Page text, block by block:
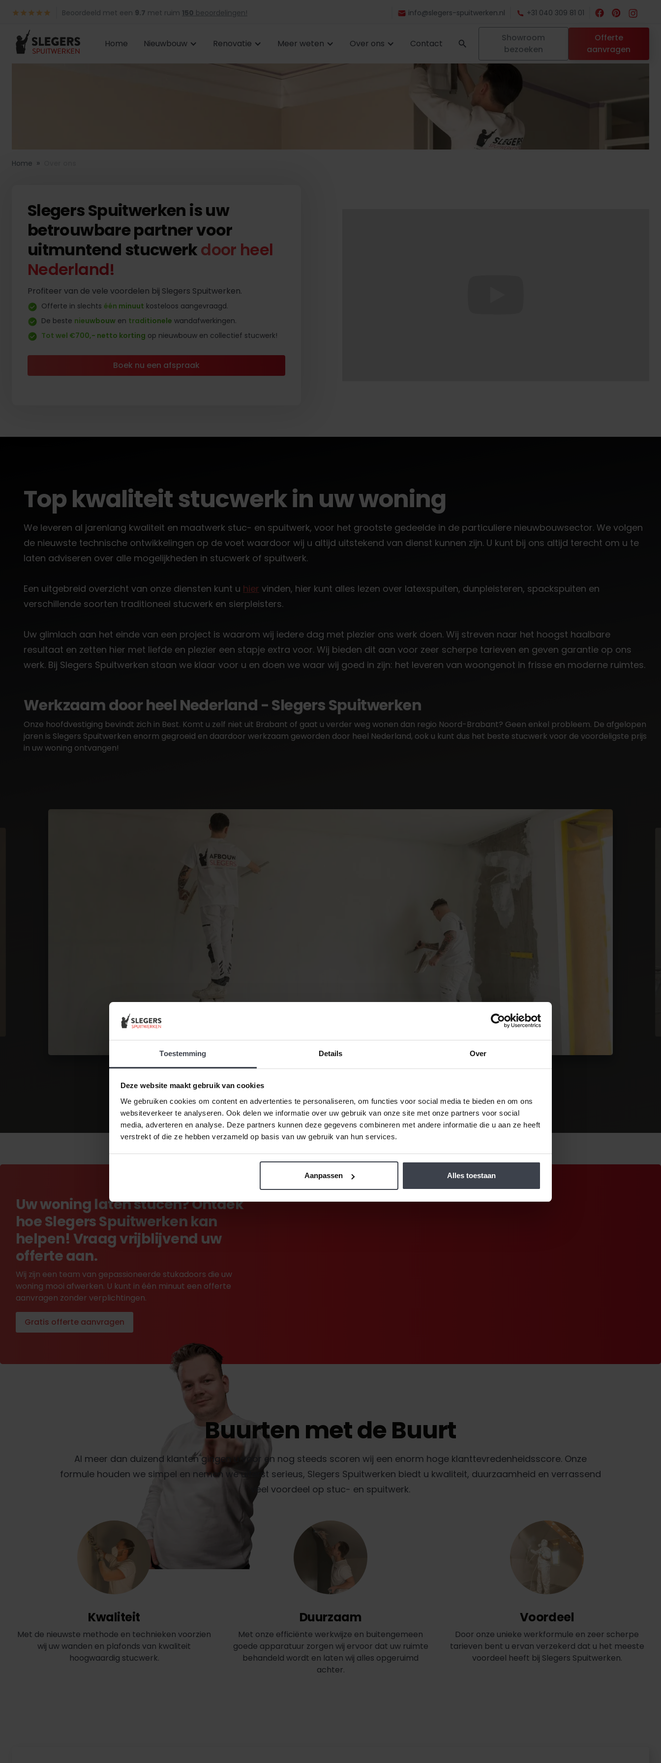
Toestemming Details Over
Deze website maakt gebruik van cookies
We gebruiken cookies om content en advertenties te personaliseren, om functies voor social media te bieden en om ons
websiteverkeer te analyseren. Ook delen we informatie over uw gebruik van onze site met onze partners voor social
media, adverteren en analyse. Deze partners kunnen deze gegevens combineren met andere informatie die u aan ze heeft
verstrekt of die ze hebben verzameld op basis van uw gebruik van hun services.
Aanpassen Alles toestaan
Beoordeeld met een 9.7 met ruim 150 beoordelingen! info@slegers-spuitwerken.nl +31 040 309 81 01
Home Nieuwbouw Renovatie Meer weten Over ons Contact
Showroom
bezoeken
Offerte
aanvragen
Home »
Slegers Spuitwerken is uw
betrouwbare partner voor
uitmuntend stucwerkdoor heel
Nederland!
Profiteer van de vele voordelen bij Slegers Spuitwerken.
Offerte in slechts één minuut kosteloos aangevraagd.
De beste nieuwbouw en traditionele wandafwerkingen.
Tot wel €700,- netto korting op nieuwbouw en collectief stucwerk!
Boek nu een afspraak
Top kwaliteit stucwerk in uw woning
We leveren al jarenlang kwaliteit en maatwerk stuc- en spuitwerk, voor het grootste gedeelde in de particuliere nieuwbouwsector. We volgen
de nieuwste technische ontwikkelingen op de voet waardoor wij u altijd uitstekend van dienst kunnen zijn. U kunt bij ons altijd terecht om u te
laten adviseren over alle mogelijkheden in stucwerk of spuitwerk.
Een uitgebreid overzicht van onze diensten kunt u hier vinden, hier kunt alles lezen over latexspuiten, dunpleisteren, spackspuiten en
verschillende soorten traditioneel stucwerk en sierpleisters.
Uw glimlach aan het einde van een project is waarom wij iedere dag met plezier ons werk doen. Wij streven naar het hoogst haalbare
resultaat en zetten hier met liefde en plezier een stapje extra voor. Wij bieden dit aan voor zeer scherpe tarieven en geven garantie op ons
werk. Bij Slegers Spuitwerken staan we klaar voor u en doen we waar wij goed in zijn: het leveren van woongenot in frisse en moderne ruimtes.
Werkzaam door heel Nederland - Slegers Spuitwerken
Onze hoofdvestiging bevindt zich in Best. Komt u zelf niet uit Brabant of gaat u verder weg wonen dan regio Noord-Brabant? Geen enkel probleem. De afgelopen
jaren is Slegers Spuitwerken enorm gegroeid en daardoor werkzaam geworden door heel Nederland, ook u kunt dus het beste stucwerk voor de voordeligste prijs
in uw woning ontvangen!
Uw woning laten stucen? Ontdek
hoe Slegers Spuitwerken kan
helpen! Vraag vrijblijvend uw
offerte aan.
Wij zijn een team van gepassioneerde stukadoors die uw
woning mooi afwerken. U kunt in één minuut een offerte
aanvragen zonder verplichtingen.
Gratis offerte aanvragen
Buurten met de Buurt
Al meer dan duizend klanten gingen u voor en nog steeds scoren wij een enorm hoge klanttevredenheidsscore. Onze
formule houden we simpel en nemen we uiterst serieus, Slegers Spuitwerken biedt u kwaliteit, duurzaamheid en verrassend
veel voordeel op stuc- en spuitwerk.
Kwaliteit
Met de nieuwste methode en technieken voorzien
wij uw wanden en plafonds van kwaliteit
hoogwaardig stucwerk.
Duurzaam
Met onze efficiënte werkwijze en buitengemeen
goede apparatuur zorgen wij ervoor dat uw ruimte
behandeld wordt en laten wij alles opgeruimd
achter.
Voordeel
Door onze unieke werkformule en zeer scherpe
tarieven bent u ervan verzekerd dat u het meeste
voordeel heeft bij Slegers Spuitwerken.